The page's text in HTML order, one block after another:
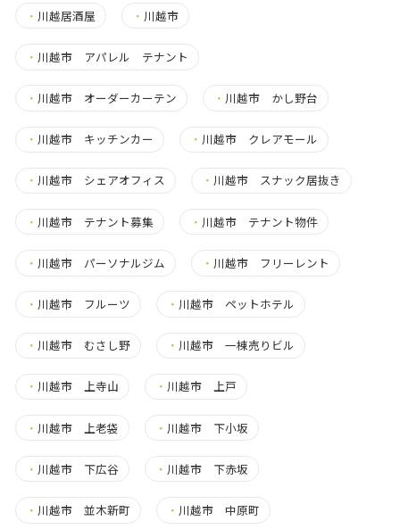
・ 川越居酒屋 ・ 川越市
・ 川越市 アパレル テナント
・ 川越市 オーダーカーテン ・ 川越市 かし野台
・ 川越市 キッチンカー ・ 川越市 クレアモール
・ 川越市 シェアオフィス ・ 川越市 スナック居抜き
・ 川越市 テナント募集 ・ 川越市 テナント物件
・ 川越市 パーソナルジム ・ 川越市 フリーレント
・ 川越市 フルーツ ・ 川越市 ペットホテル
・ 川越市 むさし野 ・ 川越市 一棟売りビル
・ 川越市 上寺山 ・ 川越市 上戸
・ 川越市 上老袋 ・ 川越市 下小坂
・ 川越市 下広谷 ・ 川越市 下赤坂
・ 川越市 並木新町 ・ 川越市 中原町